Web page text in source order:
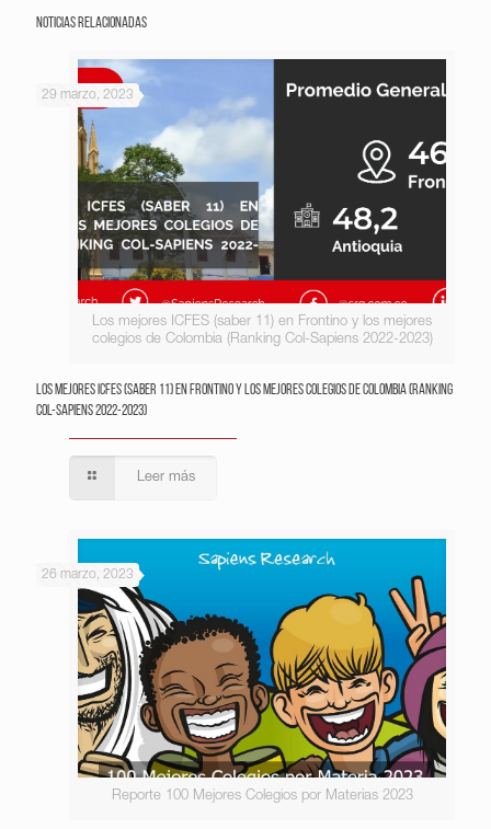
Noticias relacionadas
Los mejores ICFES (saber 11) en Frontino y los mejores
colegios de Colombia (Ranking Col-Sapiens 2022-2023)
29 marzo, 2023
Los mejores ICFES (saber 11) en Frontino y los mejores colegios de Colombia (Ranking
Col-Sapiens 2022-2023)
Leer más
Reporte 100 Mejores Colegios por Materias 2023
26 marzo, 2023